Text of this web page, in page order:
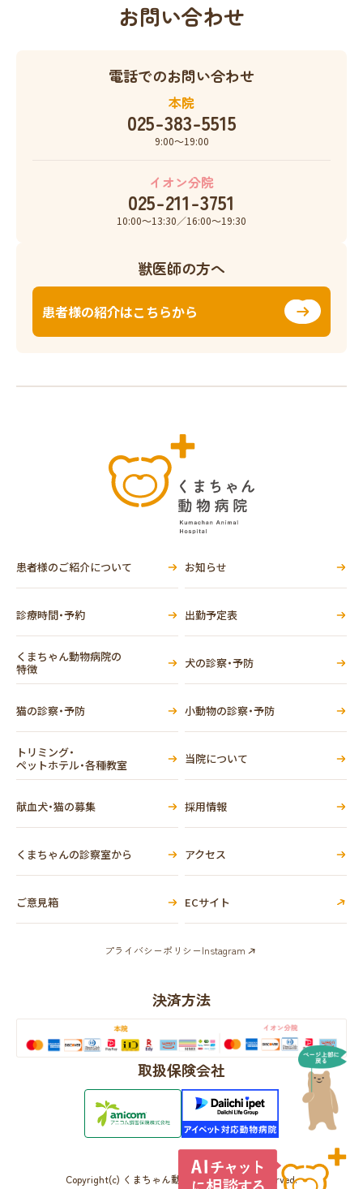
お問い合わせ
電話でのお問い合わせ
本院
025-383-5515
9:00〜19:00
イオン分院
025-211-3751
10:00〜13:30／16:00〜19:30
獣医師の方へ
患者様の紹介はこちらから
患者様のご紹介について お知らせ
診療時間・予約 出勤予定表
くまちゃん動物病院の
特徴
犬の診察・予防
猫の診察・予防 小動物の診察・予防
トリミング・
ペットホテル・各種教室
当院について
献血犬・猫の募集 採用情報
くまちゃんの診察室から アクセス
ご意見箱 ECサイト
プライバシーポリシーInstagram
決済方法
取扱保険会社
Copyright(c) くまちゃん動物病院 All Rights Reserved.